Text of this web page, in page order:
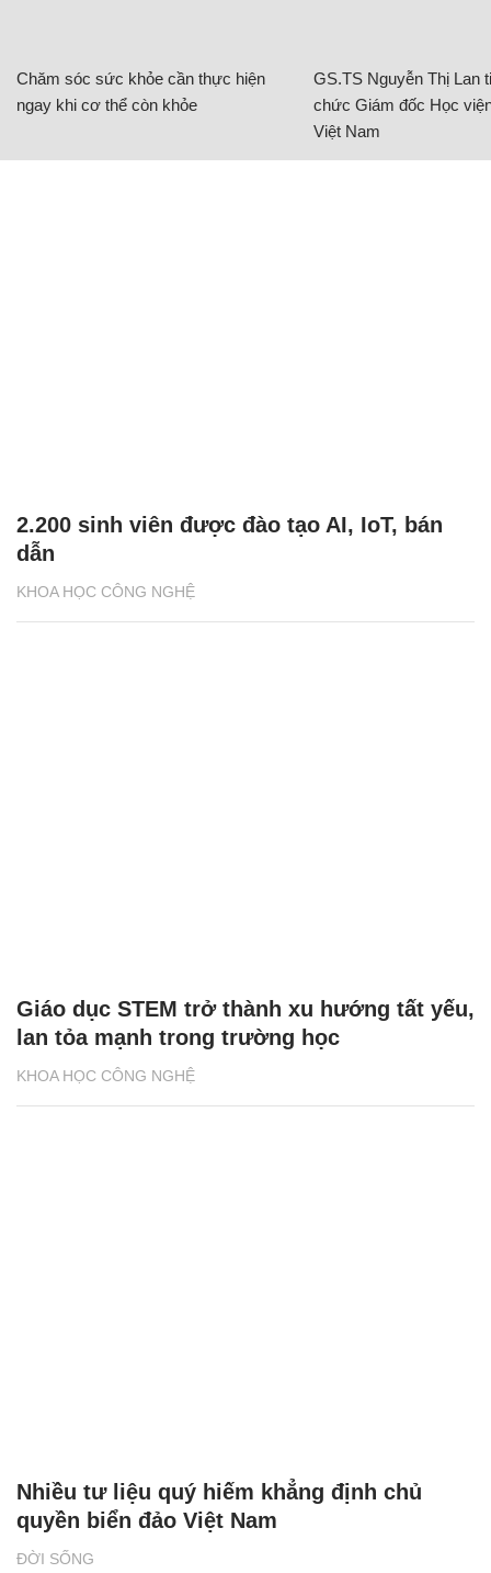
Chăm sóc sức khỏe cần thực hiện
ngay khi cơ thể còn khỏe
GS.TS Nguyễn Thị Lan
chức Giám đốc Học
Việt Nam
KHOA HỌC CÔNG NGHỆ
2.200 sinh viên được đào tạo AI, IoT, bán
dẫn
KHOA HỌC CÔNG NGHỆ
Giáo dục STEM trở thành xu hướng tất yếu,
lan tỏa mạnh trong trường học
ĐỜI SỐNG
Nhiều tư liệu quý hiếm khẳng định chủ
quyền biển đảo Việt Nam